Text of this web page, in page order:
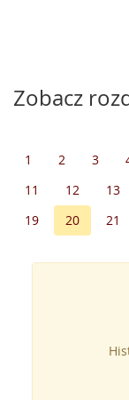
Zobacz
1 2 3
11
12 13
19
20 21